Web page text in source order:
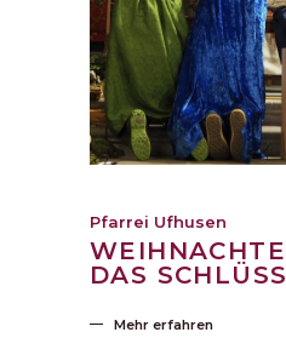
Pfarrei Ufhusen
DAS
Mehr erfahren